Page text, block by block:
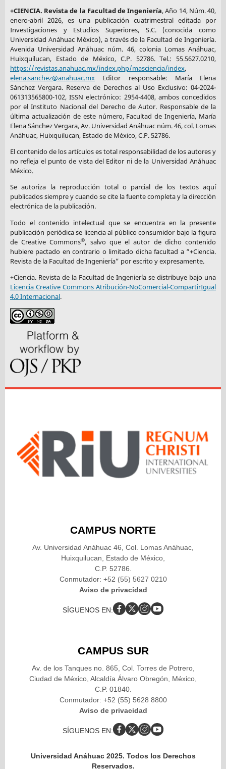
+CIENCIA. Revista de la Facultad de Ingeniería, Año 14, Núm. 40,
enero-abril 2026, es una publicación cuatrimestral editada por
Investigaciones y Estudios Superiores, S.C. (conocida como
Universidad Anáhuac México), a través de la Facultad de Ingeniería.
Avenida Universidad Anáhuac núm. 46, colonia Lomas Anáhuac,
Huixquilucan, Estado de México, C.P. 52786. Tel.: 55.5627.0210,
https://revistas.anahuac.mx/index.php/masciencia/index,
elena.sanchez@anahuac.mxEditor responsable: María Elena
Sánchez Vergara. Reserva de Derechos al Uso Exclusivo: 04-2024-
061313565800-102, ISSN electrónico: 2954-4408, ambos concedidos
por el Instituto Nacional del Derecho de Autor. Responsable de la
última actualización de este número, Facultad de Ingeniería, María
Elena Sánchez Vergara, Av. Universidad Anáhuac núm. 46, col. Lomas
Anáhuac, Huixquilucan, Estado de México, C.P. 52786.
El contenido de los artículos es total responsabilidad de los autores y
no refleja el punto de vista del Editor ni de la Universidad Anáhuac
México.
Se autoriza la reproducción total o parcial de los textos aquí
publicados siempre y cuando se cite la fuente completa y la dirección
electrónica de la publicación.
Todo el contenido intelectual que se encuentra en la presente
publicación periódica se licencia al público consumidor bajo la figura
de Creative Commons©, salvo que el autor de dicho contenido
hubiere pactado en contrario o limitado dicha facultad a “+Ciencia.
Revista de la Facultad de Ingeniería” por escrito y expresamente.
+Ciencia. Revista de la Facultad de Ingeniería se distribuye bajo una
Licencia Creative Commons Atribución-NoComercial-CompartirIgual
4.0 Internacional.
CAMPUS NORTE
Av. Universidad Anáhuac 46, Col. Lomas Anáhuac,
Huixquilucan, Estado de México,
C.P. 52786.
Conmutador: +52 (55) 5627 0210
Aviso de privacidad
SÍGUENOS EN:
CAMPUS SUR
Av. de los Tanques no. 865, Col. Torres de Potrero,
Ciudad de México, Alcaldía Álvaro Obregón, México,
C.P. 01840.
Conmutador: +52 (55) 5628 8800
Aviso de privacidad
SÍGUENOS EN:
Universidad Anáhuac 2025. Todos los Derechos
Reservados.